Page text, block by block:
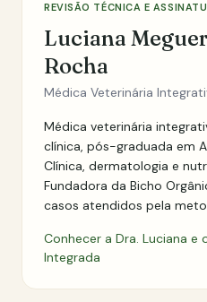
REVISÃO TÉCNICA E
Luciana
Rocha
Médica Veterinária
Médica veterinária
clínica, pós-graduada em
Clínica, dermatologia e
Fundadora da Bicho
casos atendidos pela
Conhecer a Dra. Luciana e
Integrada